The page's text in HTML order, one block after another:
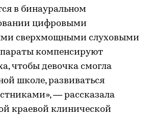
в бинауральном
цифровыми
сверхмощными слуховыми
компенсируют
чтобы девочка смогла
школе, развиваться
— рассказала
краевой клинической